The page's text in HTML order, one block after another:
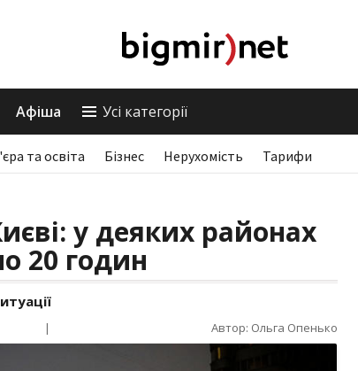
Афіша Усі категорії
та освіта Бізнес Нерухомість Тарифи
у деяких районах
20 годин
| Автор: Ольга Опенько